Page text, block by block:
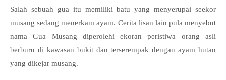
Salah sebuah gua itu memiliki batu yang menyerupai seekor
musang sedang menerkam ayam. Cerita lisan lain pula menyebut
nama Gua Musang diperolehi ekoran peristiwa orang asli
berburu di kawasan bukit dan terserempak dengan ayam hutan
yang dikejar musang.